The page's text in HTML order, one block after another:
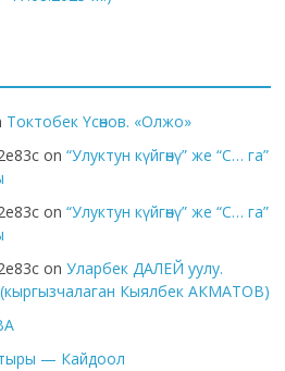
Токтобек Үсөнов. «Олжо»
on“Улуктун күйгөнү” же “С… га”
on“Улуктун күйгөнү” же “С… га”
onУларбек ДАЛЕЙ уулу.
Кыялбек АКМАТОВ)
— Кайдоол